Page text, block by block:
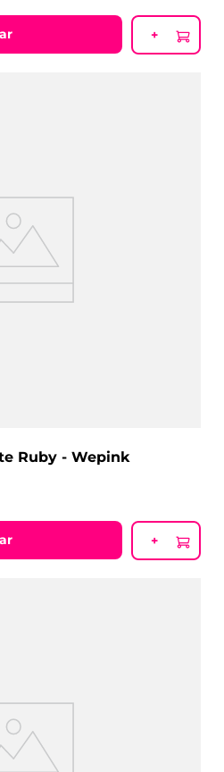
+
Ruby - Wepink
+